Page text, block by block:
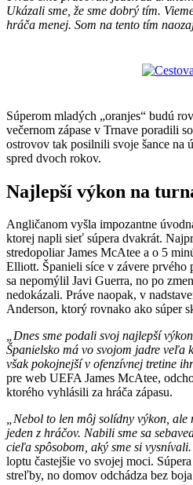
Ukázali sme, že sme dobrý tím.
hráča menej. Som na tento tím
Súperom mladých „oranjes“ budú
večernom zápase v Trnave poradili
ostrovov tak posilnili svoje šance na
spred dvoch rokov.
Najlepší výkon na
Angličanom vyšla impozantne
ktorej napli sieť súpera dvakrát.
stredopoliar James McAtee a o 5
Elliott. Španieli síce v závere
sa nepomýlil Javi Guerra, no po
nedokázali. Práve naopak, v
Anderson, ktorý rovnako ako súper
„Dnes sme podali svoj najlepší
Španielsko má vo svojom jadre veľa
však pokojnejší v ofenzívnej tretine
pre web UEFA James McAtee,
ktorého vyhlásili za hráča zápasu.
„Nebol to len môj solídny výkon,
jeden z hráčov. Nabili sme sa
cieľa spôsobom, aký sme si
loptu častejšie vo svojej moci.
streľby, no domov odchádza bez